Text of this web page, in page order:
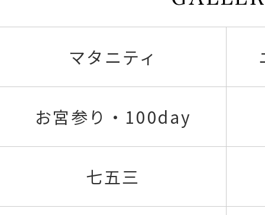
マタニティ
お宮参り・100day
七五三